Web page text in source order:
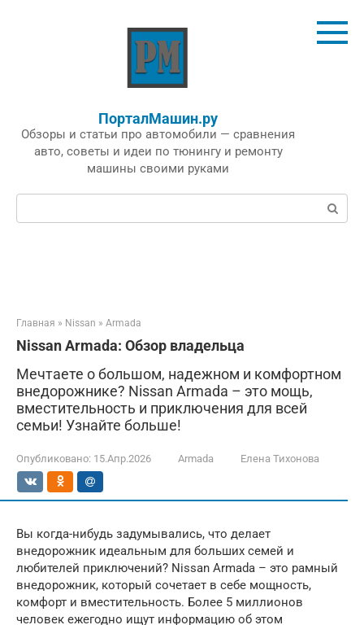
ПорталМашин.ру
Обзоры и статьи про автомобили — сравнения
авто, советы и идеи по тюнингу и ремонту
машины своими руками
Поиск:
Главная » Nissan » Armada
Nissan Armada: Обзор владельца
Мечтаете о большом, надежном и комфортном
внедорожнике? Nissan Armada – это мощь,
вместительность и приключения для всей
семьи! Узнайте больше!
Опубликовано: 15.Апр.2026 Armada Елена Тихонова
Вы когда-нибудь задумывались, что делает
внедорожник идеальным для больших семей и
любителей приключений? Nissan Armada – это рамный
внедорожник, который сочетает в себе мощность,
комфорт и вместительность. Более 5 миллионов
человек ежегодно ищут информацию об этом